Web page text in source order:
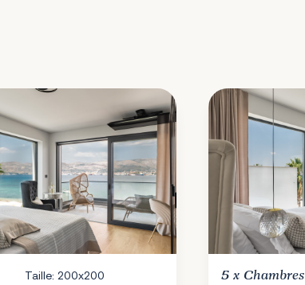
Taille: 200x200
5 x Chambres